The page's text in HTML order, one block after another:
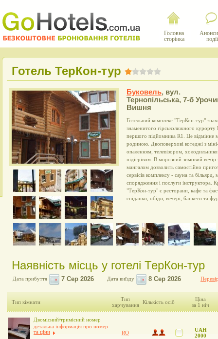
Головна
сторінка
події
Готель ТерКон-тур
Буковель, вул.
Тернопільська, 7-б
Вишня
Готельний комплекс "ТерКон-тур"
знаменитого гірськолижного курорту
першого підйомника R1. Це відмінне
родиною. Двоповерхові котеджі з
опаленням, телевізором,
підігрівом. В морозний зимовий вечір
мангалом дозволить самостійно
сервісів комплексу - сауна та
спорядження і послуги інструктора.
"ТерКон-тур" є ресторани, кафе та
сніданки, обіди, вечері, банкети та
Наявність місць у готелі ТерКон-тур
Дата прибуття Дата виїзду
Тип кімнати
Тип
харчування
Кількість осіб
Ціна
за 1 ніч
Двомісний/тримісний номер
детальна інформація про номер
та ціни
RO
UAH
2000